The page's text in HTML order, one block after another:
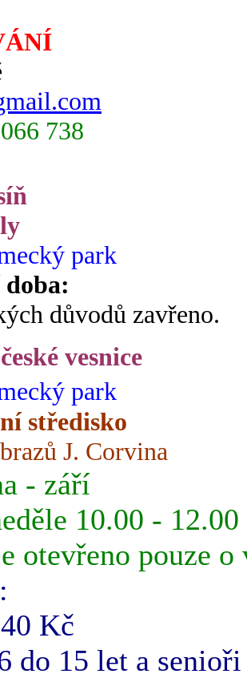
738
park
důvodů zavřeno.
vesnice
park
středisko
J. Corvina
- září
10.00 -
otevřeno pouze o
Kč
do 15 let a